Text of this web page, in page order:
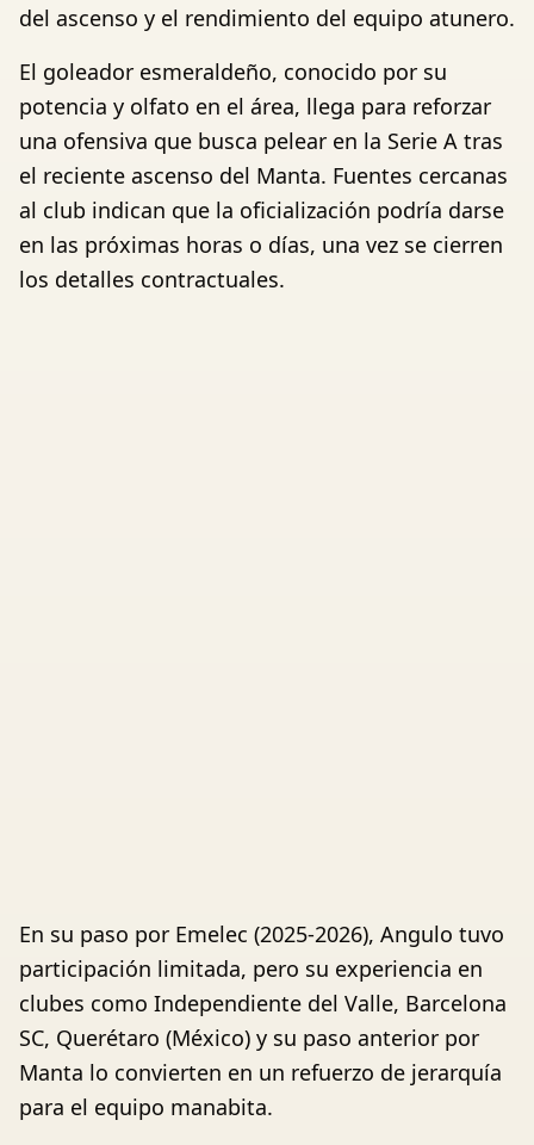
del ascenso y el rendimiento del equipo atunero.
El goleador esmeraldeño, conocido por su
potencia y olfato en el área, llega para reforzar
una ofensiva que busca pelear en la Serie A tras
el reciente ascenso del Manta. Fuentes cercanas
al club indican que la oficialización podría darse
en las próximas horas o días, una vez se cierren
los detalles contractuales.
En su paso por Emelec (2025-2026), Angulo tuvo
participación limitada, pero su experiencia en
clubes como Independiente del Valle, Barcelona
SC, Querétaro (México) y su paso anterior por
Manta lo convierten en un refuerzo de jerarquía
para el equipo manabita.